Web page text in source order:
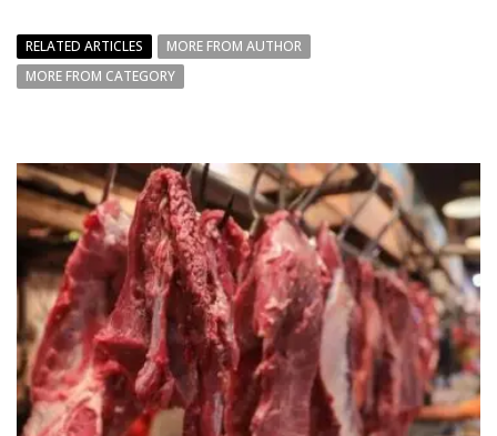
RELATED ARTICLES
MORE FROM AUTHOR
MORE FROM CATEGORY